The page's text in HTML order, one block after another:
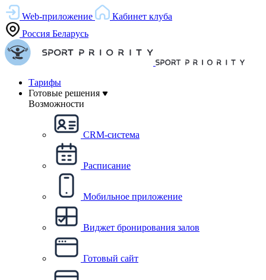
Web-приложение
Кабинет клуба
Россия Беларусь
Тарифы
Готовые решения
Возможности
CRM-система
Расписание
Мобильное приложение
Виджет бронирования залов
Готовый сайт